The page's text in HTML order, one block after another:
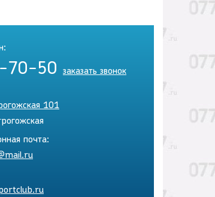
70-50
заказать звонок
101
почта: